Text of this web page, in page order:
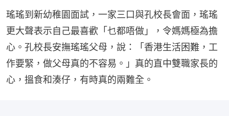
瑤瑤到新幼稚園面試，一家三口與孔校長會面，瑤瑤
更大聲表示自己最喜歡「乜都唔做」，令媽媽極為擔
心。孔校長安撫瑤瑤父母，說：「香港生活困難，工
作要緊，做父母真的不容易。」真的直中雙職家長的
心，搵食和湊仔，有時真的兩難全。